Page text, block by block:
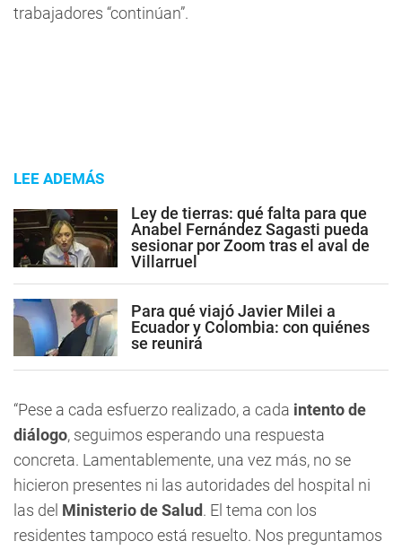
trabajadores “continúan”.
LEE ADEMÁS
Ley de tierras: qué falta para que
Anabel Fernández Sagasti pueda
sesionar por Zoom tras el aval de
Villarruel
Para qué viajó Javier Milei a
Ecuador y Colombia: con quiénes
se reunirá
“Pese a cada esfuerzo realizado, a cada intento de
diálogo, seguimos esperando una respuesta
concreta. Lamentablemente, una vez más, no se
hicieron presentes ni las autoridades del hospital ni
las del Ministerio de Salud. El tema con los
residentes tampoco está resuelto. Nos preguntamos